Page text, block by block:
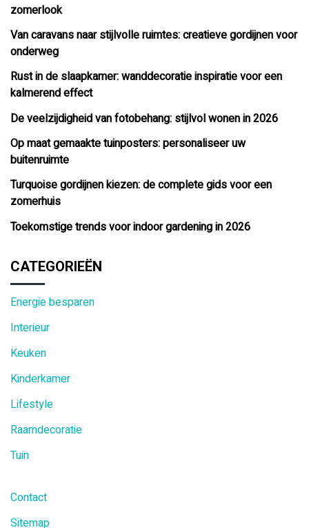
zomerlook
Van caravans naar stijlvolle ruimtes: creatieve gordijnen voor
onderweg
Rust in de slaapkamer: wanddecoratie inspiratie voor een
kalmerend effect
De veelzijdigheid van fotobehang: stijlvol wonen in 2026
Op maat gemaakte tuinposters: personaliseer uw
buitenruimte
Turquoise gordijnen kiezen: de complete gids voor een
zomerhuis
Toekomstige trends voor indoor gardening in 2026
CATEGORIEËN
Energie besparen
Interieur
Keuken
Kinderkamer
Lifestyle
Raamdecoratie
Tuin
Contact
Sitemap